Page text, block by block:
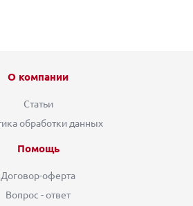
О компании
Статьи
обработки данных
Помощь
Договор-оферта
Вопрос - ответ